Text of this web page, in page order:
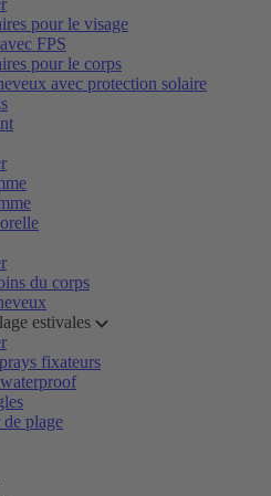
pour le visage
FPS
pour le corps
avec protection solaire
du corps
estivales
fixateurs
plage